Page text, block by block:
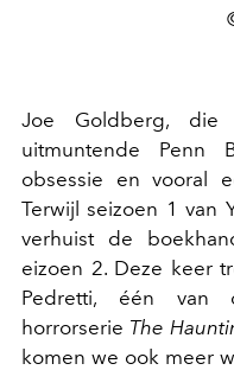
Joe Goldberg,
uitmuntende Penn
obsessie en vooral
Terwijl seizoen 1 van
verhuist de
eizoen 2. Deze keer
Pedretti, één van
horrorserie The
komen we ook meer